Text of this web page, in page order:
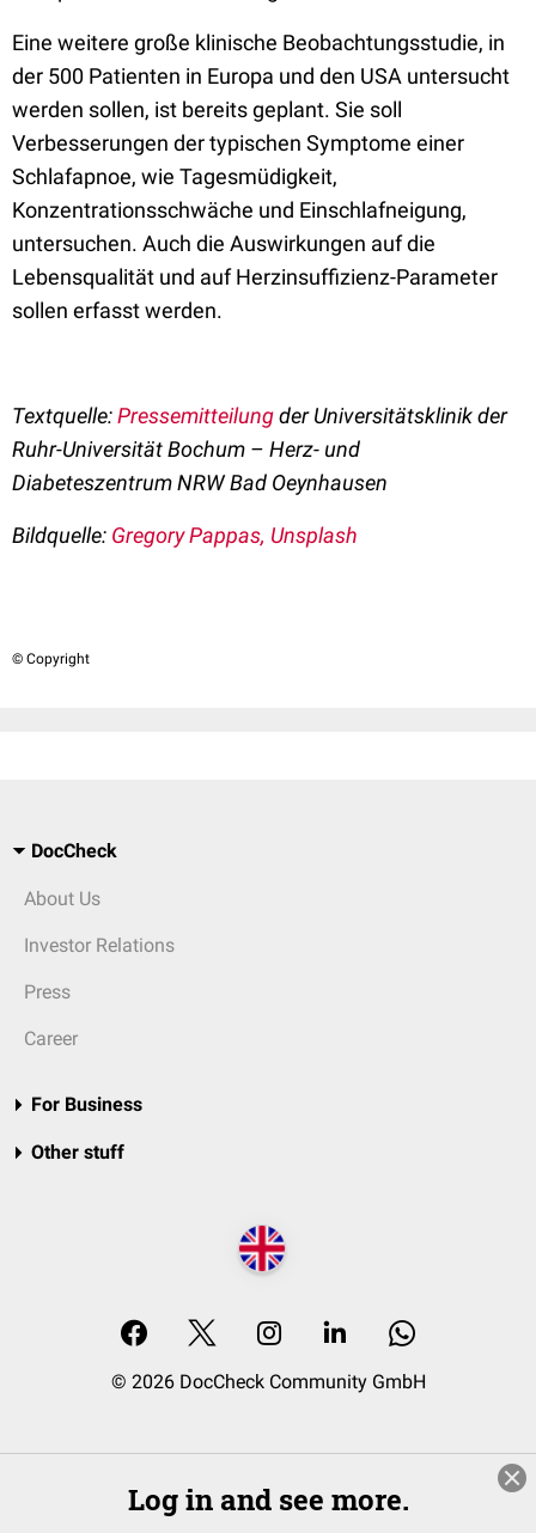
Eine weitere große klinische Beobachtungsstudie, in
der 500 Patienten in Europa und den USA untersucht
werden sollen, ist bereits geplant. Sie soll
Verbesserungen der typischen Symptome einer
Schlafapnoe, wie Tagesmüdigkeit,
Konzentrationsschwäche und Einschlafneigung,
untersuchen. Auch die Auswirkungen auf die
Lebensqualität und auf Herzinsuffizienz-Parameter
sollen erfasst werden.
Textquelle:Pressemitteilungder Universitätsklinik der
Ruhr-Universität Bochum – Herz- und
Diabeteszentrum NRW Bad Oeynhausen
Bildquelle: Gregory Pappas, Unsplash
© Copyright
DocCheck
About Us
Investor Relations
Press
Career
For Business
Other stuff
© 2026 DocCheck Community GmbH
Log in and see more.